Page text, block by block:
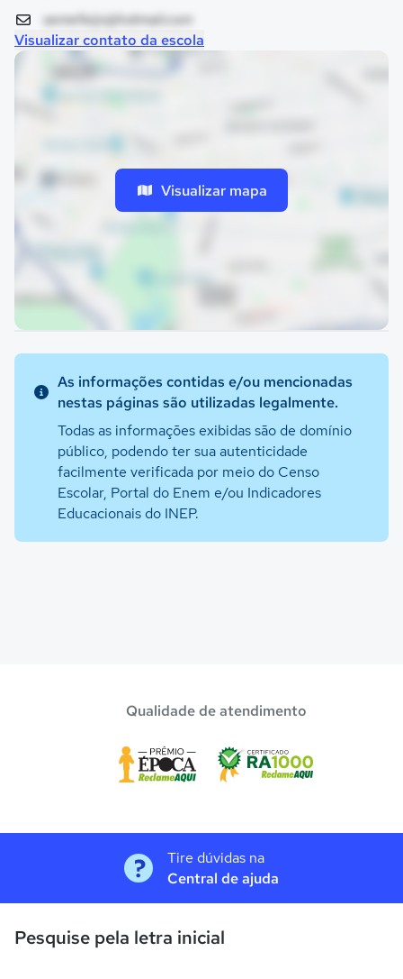
semefeijo@hotmail.com
Visualizar contato da escola
Visualizar mapa
As informações contidas e/ou mencionadas
nestas páginas são utilizadas legalmente.
Todas as informações exibidas são de domínio
público, podendo ter sua autenticidade
facilmente verificada por meio do Censo
Escolar, Portal do Enem e/ou Indicadores
Educacionais do INEP.
Qualidade de atendimento
Tire dúvidas na
Central de ajuda
Pesquise pela letra inicial